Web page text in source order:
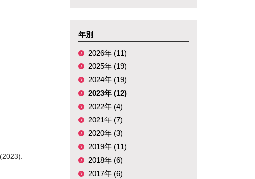
(2023)
年別
2026年 (11)
2025年 (19)
2024年 (19)
2023年 (12)
2022年 (4)
2021年 (7)
2020年 (3)
2019年 (11)
2018年 (6)
2017年 (6)